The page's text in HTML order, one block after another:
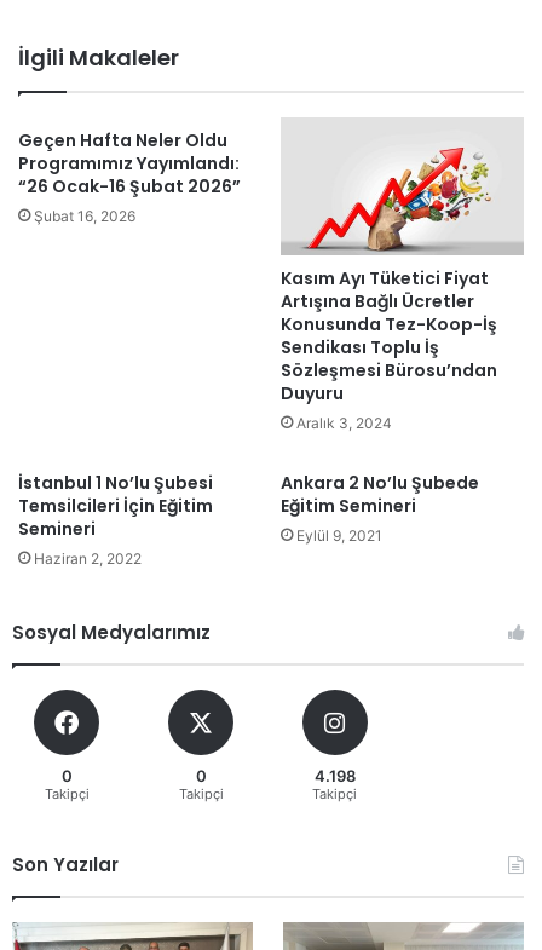
İlgili Makaleler
Geçen Hafta Neler Oldu
Programımız Yayımlandı:
“26 Ocak-16 Şubat 2026”
Şubat 16, 2026
Kasım Ayı Tüketici Fiyat
Artışına Bağlı Ücretler
Konusunda Tez-Koop-İş
Sendikası Toplu İş
Sözleşmesi Bürosu’ndan
Duyuru
Aralık 3, 2024
İstanbul 1 No’lu Şubesi
Temsilcileri İçin Eğitim
Semineri
Haziran 2, 2022
Ankara 2 No’lu Şubede
Eğitim Semineri
Eylül 9, 2021
Sosyal Medyalarımız
0
Takipçi
0
Takipçi
4.198
Takipçi
Son Yazılar